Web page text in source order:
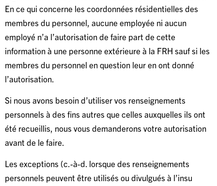
En ce qui concerne les coordonnées résidentielles des
membres du personnel, aucune employée ni aucun
employé n’a l’autorisation de faire part de cette
information à une personne extérieure à la FRH sauf si les
membres du personnel en question leur en ont donné
l’autorisation.
Si nous avons besoin d’utiliser vos renseignements
personnels à des fins autres que celles auxquelles ils ont
été recueillis, nous vous demanderons votre autorisation
avant de le faire.
Les exceptions (c.-à-d. lorsque des renseignements
personnels peuvent être utilisés ou divulgués à l’insu